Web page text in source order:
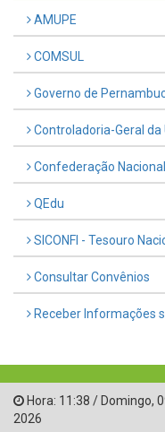
AMUPE
COMSUL
Governo de
Controladoria-Geral da
Confederação
QEdu
SICONFI - Tesouro
Consultar Convênios
Receber Informações
Hora: 11:38 / Domingo,
2026